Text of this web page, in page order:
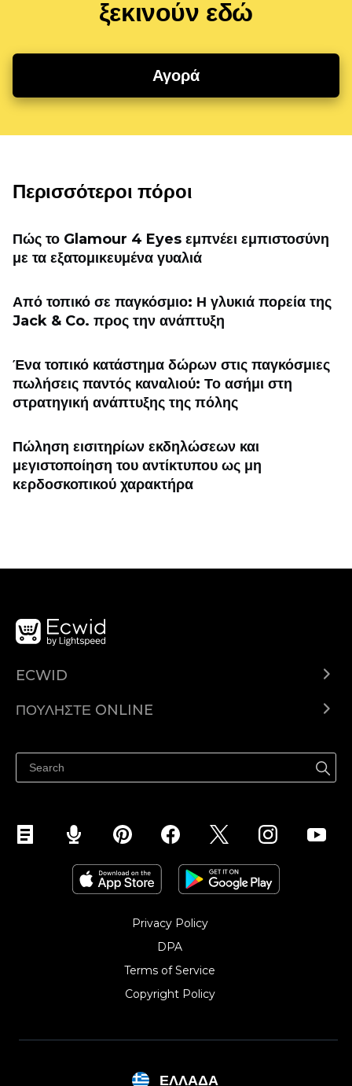
ξεκινούν εδώ
Αγορά
Περισσότεροι πόροι
Πώς το Glamour 4 Eyes εμπνέει εμπιστοσύνη
με τα εξατομικευμένα γυαλιά
Από τοπικό σε παγκόσμιο: Η γλυκιά πορεία της
Jack & Co. προς την ανάπτυξη
Ένα τοπικό κατάστημα δώρων στις παγκόσμιες
πωλήσεις παντός καναλιού: Το ασήμι στη
στρατηγική ανάπτυξης της πόλης
Πώληση εισιτηρίων εκδηλώσεων και
μεγιστοποίηση του αντίκτυπου ως μη
κερδοσκοπικού χαρακτήρα
ECWID
Τιμολόγηση
ΠΟΥΛΉΣΤΕ ONLINE
Πουλήστε στο Facebook
Πουλήστε στο Instagram
Privacy Policy
DPA
Terms of Service
Copyright Policy‎
ΕΛΛΆΔΑ